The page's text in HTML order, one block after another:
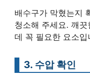
배수구가 막혔는지
청소해 주세요. 깨
데 꼭 필요한 요소입
3. 수압 확인